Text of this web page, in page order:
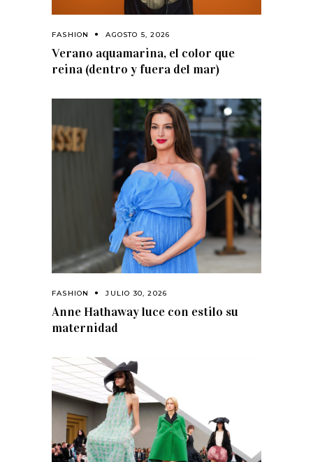
FASHION AGOSTO 5, 2026
Verano aquamarina, el color que
reina (dentro y fuera del mar)
FASHION JULIO 30, 2026
Anne Hathaway luce con estilo su
maternidad